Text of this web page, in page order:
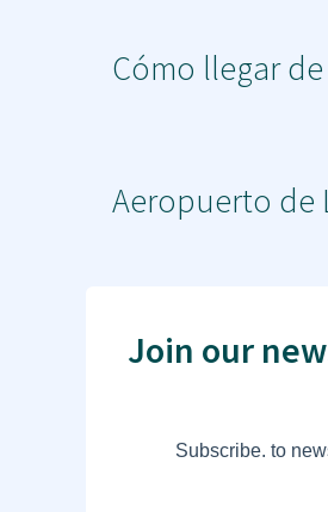
Cómo llegar
Aeropuerto de
Join our
Subscribe. to